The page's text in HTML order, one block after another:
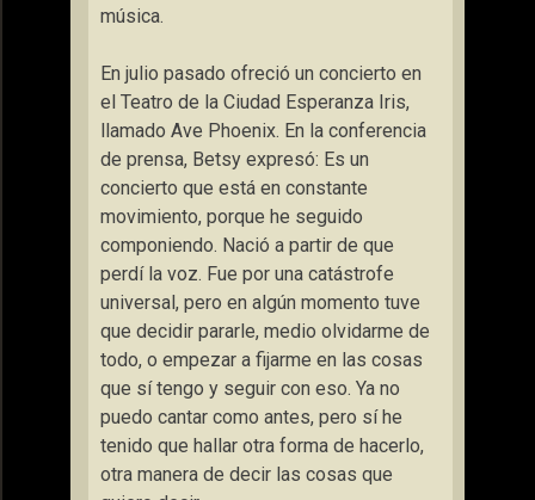
música.
En julio pasado ofreció un concierto en
el Teatro de la Ciudad Esperanza Iris,
llamado Ave Phoenix. En la conferencia
de prensa, Betsy expresó: Es un
concierto que está en constante
movimiento, porque he seguido
componiendo. Nació a partir de que
perdí la voz. Fue por una catástrofe
universal, pero en algún momento tuve
que decidir pararle, medio olvidarme de
todo, o empezar a fijarme en las cosas
que sí tengo y seguir con eso. Ya no
puedo cantar como antes, pero sí he
tenido que hallar otra forma de hacerlo,
otra manera de decir las cosas que